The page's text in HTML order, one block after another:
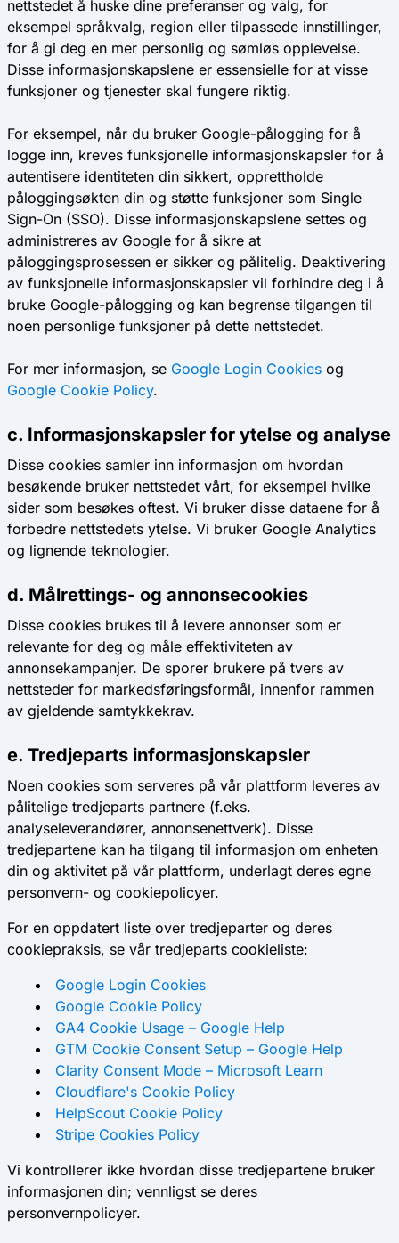
nettstedet å huske dine preferanser og valg, for
eksempel språkvalg, region eller tilpassede innstillinger,
for å gi deg en mer personlig og sømløs opplevelse.
Disse informasjonskapslene er essensielle for at visse
funksjoner og tjenester skal fungere riktig.
For eksempel, når du bruker Google-pålogging for å
logge inn, kreves funksjonelle informasjonskapsler for å
autentisere identiteten din sikkert, opprettholde
påloggingsøkten din og støtte funksjoner som Single
Sign-On (SSO). Disse informasjonskapslene settes og
administreres av Google for å sikre at
påloggingsprosessen er sikker og pålitelig. Deaktivering
av funksjonelle informasjonskapsler vil forhindre deg i å
bruke Google-pålogging og kan begrense tilgangen til
noen personlige funksjoner på dette nettstedet.
For mer informasjon, se Google Login Cookies og
Google Cookie Policy.
c. Informasjonskapsler for ytelse og analyse
Disse cookies samler inn informasjon om hvordan
besøkende bruker nettstedet vårt, for eksempel hvilke
sider som besøkes oftest. Vi bruker disse dataene for å
forbedre nettstedets ytelse. Vi bruker Google Analytics
og lignende teknologier.
d. Målrettings- og annonsecookies
Disse cookies brukes til å levere annonser som er
relevante for deg og måle effektiviteten av
annonsekampanjer. De sporer brukere på tvers av
nettsteder for markedsføringsformål, innenfor rammen
av gjeldende samtykkekrav.
e. Tredjeparts informasjonskapsler
Noen cookies som serveres på vår plattform leveres av
pålitelige tredjeparts partnere (f.eks.
analyseleverandører, annonsenettverk). Disse
tredjepartene kan ha tilgang til informasjon om enheten
din og aktivitet på vår plattform, underlagt deres egne
personvern- og cookiepolicyer.
For en oppdatert liste over tredjeparter og deres
cookiepraksis, se vår tredjeparts cookieliste:
Google Login Cookies
Google Cookie Policy
GA4 Cookie Usage – Google Help
GTM Cookie Consent Setup – Google Help
Clarity Consent Mode – Microsoft Learn
Cloudflare's Cookie Policy
HelpScout Cookie Policy
Stripe Cookies Policy
Vi kontrollerer ikke hvordan disse tredjepartene bruker
informasjonen din; vennligst se deres
personvernpolicyer.